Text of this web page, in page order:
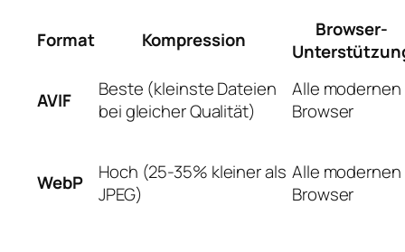
Format Kompression
Browser-
AVIF
Beste (kleinste Dateien
bei gleicher Qualität)
Alle modernen
Browser
WebP
Hoch (25-35% kleiner als
JPEG)
Alle modernen
Browser